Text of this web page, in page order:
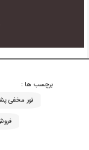
برچسب ها :
نور مخفی